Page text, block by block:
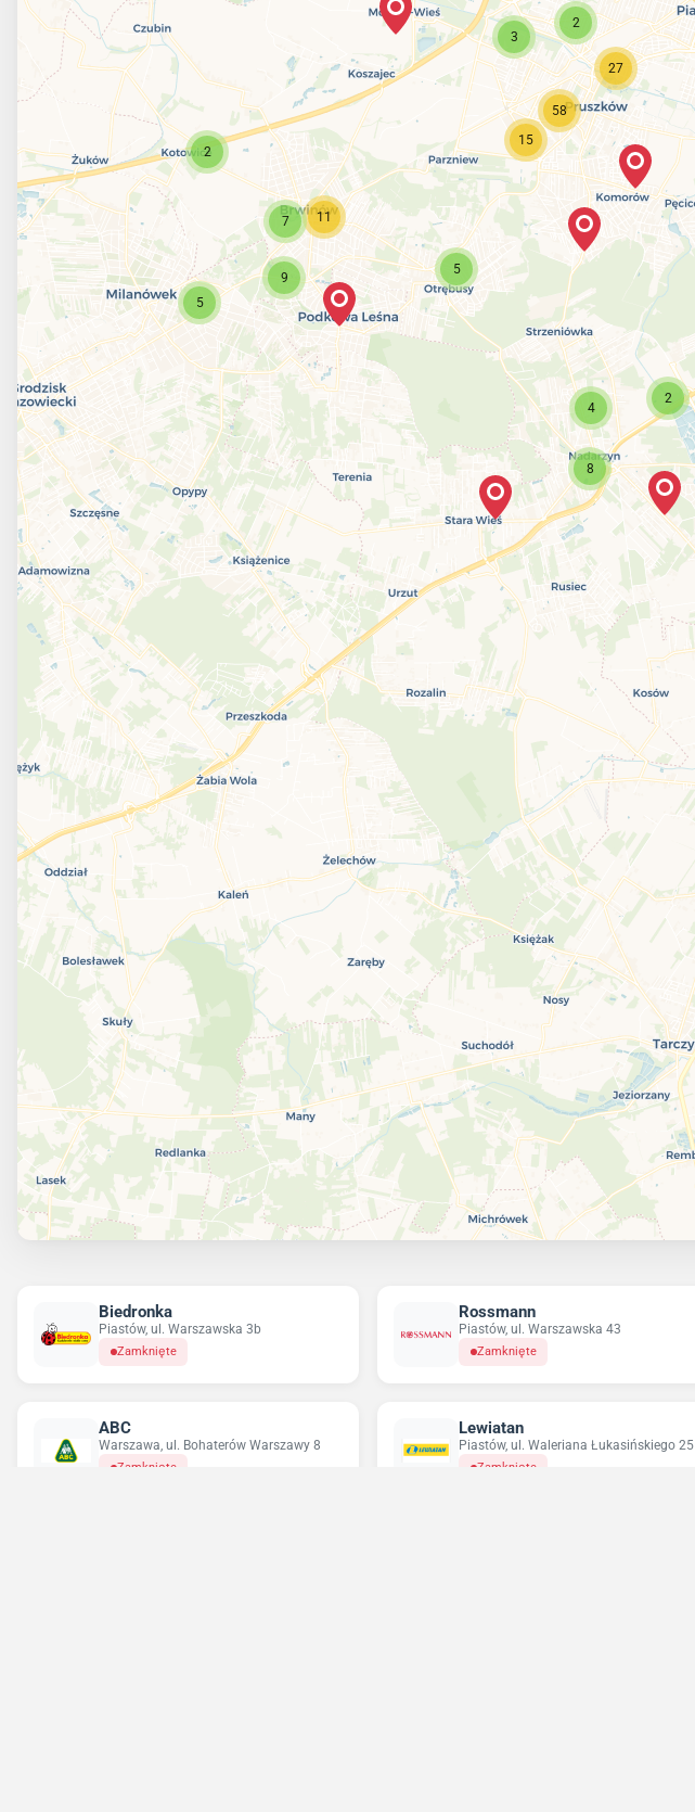
27
2
3
15
2
4
11
8
7
2
5
58
5
9
Biedronka
Piastów, ul. Warszawska 3b
Zamknięte
Rossmann
Piastów, ul. Warszawska 43
Zamknięte
ABC
Warszawa, ul. Bohaterów Warszawy 8
Zamknięte
Lewiatan
Piastów, ul. Waleriana Łukasińskiego 25
Zamknięte